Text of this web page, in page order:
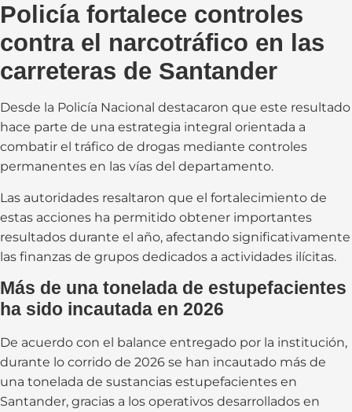
Policía fortalece controles
contra el narcotráfico en las
carreteras de Santander
Desde la Policía Nacional destacaron que este resultado
hace parte de una estrategia integral orientada a
combatir el tráfico de drogas mediante controles
permanentes en las vías del departamento.
Las autoridades resaltaron que el fortalecimiento de
estas acciones ha permitido obtener importantes
resultados durante el año, afectando significativamente
las finanzas de grupos dedicados a actividades ilícitas.
Más de una tonelada de estupefacientes
ha sido incautada en 2026
De acuerdo con el balance entregado por la institución,
durante lo corrido de 2026 se han incautado más de
una tonelada de sustancias estupefacientes en
Santander, gracias a los operativos desarrollados en